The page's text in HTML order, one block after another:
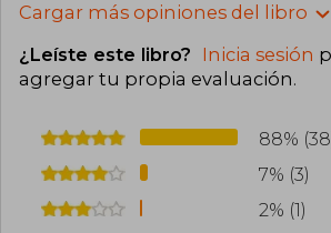
Cargar más opiniones del libro
¿Leíste este libro? Inicia sesión
agregar tu propia evaluación.
88%
7% (3)
2% (1)